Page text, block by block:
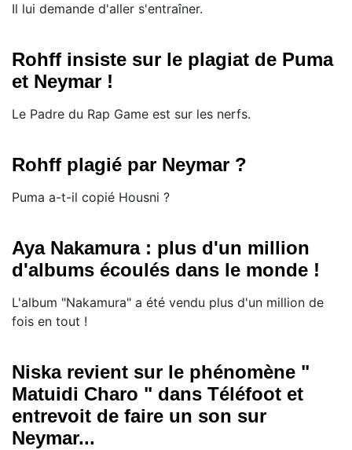
Il lui demande d'aller s'entraîner.
Rohff insiste sur le plagiat de Puma
et Neymar !
Le Padre du Rap Game est sur les nerfs.
Rohff plagié par Neymar ?
Puma a-t-il copié Housni ?
Aya Nakamura : plus d'un million
d'albums écoulés dans le monde !
L'album "Nakamura" a été vendu plus d'un million de
fois en tout !
Niska revient sur le phénomène "
Matuidi Charo " dans Téléfoot et
entrevoit de faire un son sur
Neymar...